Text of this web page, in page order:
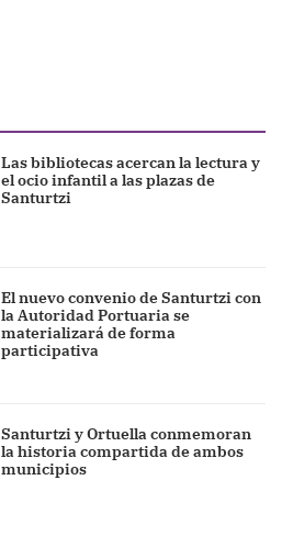
Las bibliotecas acercan la lectura y
el ocio infantil a las plazas de
Santurtzi
El nuevo convenio de Santurtzi con
la Autoridad Portuaria se
materializará de forma
participativa
Santurtzi y Ortuella conmemoran
la historia compartida de ambos
municipios